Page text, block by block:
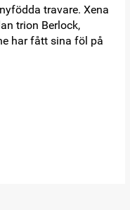
travare. Xena
trion Berlock,
har fått sina föl på